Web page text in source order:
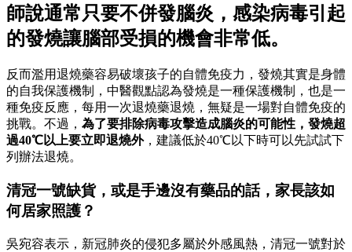
師說通常只要不併發腦炎，感染病毒引起
的發燒讓腦部受損的機會非常低。
反而濫用退燒藥容易破壞孩子的自體免疫力，發燒其實是身體
的自我保護機制，中醫觀點認為發燒是一種保護機制，也是一
種免疫反應，每用一次退燒藥退燒，無疑是一場對自體免疫的
挑戰。不過， 為了要排除病毒攻擊造成腦炎的可能性， 發燒超
過40℃以上要立即退燒外，建議低於40℃以下時可以先試試下
列辦法退燒。
清冠一號缺貨，或是手邊沒有藥品的話，家長該如
何居家照護？
吳宛容表示，新冠肺炎的侵犯多屬於外感風熱，清冠一號對於